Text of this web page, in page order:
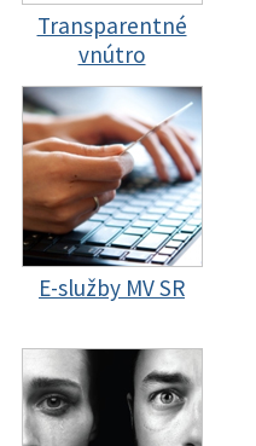
Transparentné
vnútro
E-služby MV SR